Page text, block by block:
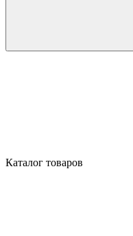
Каталог товаров